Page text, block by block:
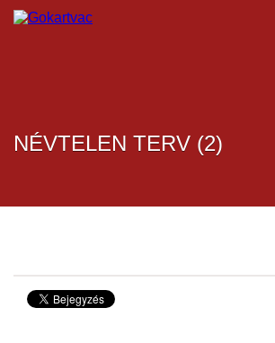
NÉVTELEN TERV (2)